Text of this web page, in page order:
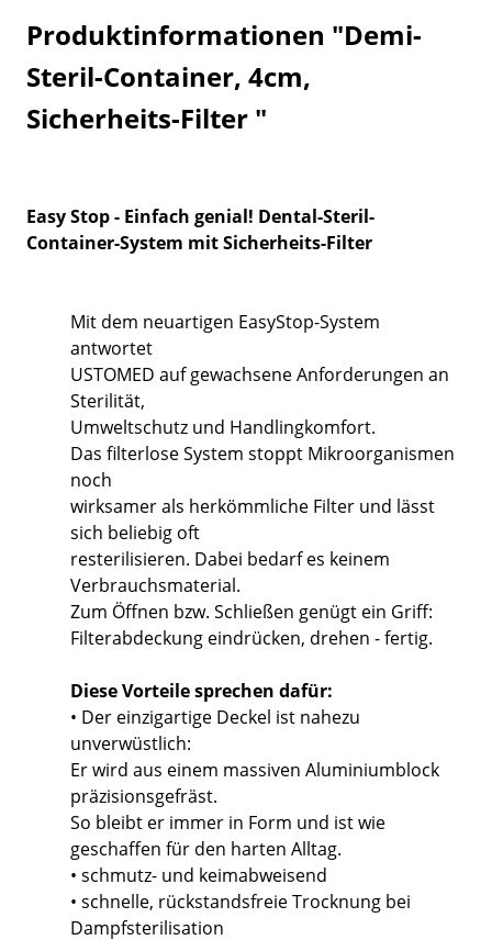
Produktinformationen "Demi-
Steril-Container, 4cm,
Sicherheits-Filter "
Easy Stop - Einfach genial! Dental-Steril-
Container-System mit Sicherheits-Filter
Mit dem neuartigen EasyStop-System
antwortet
USTOMED auf gewachsene Anforderungen an
Sterilität,
Umweltschutz und Handlingkomfort.
Das filterlose System stoppt Mikroorganismen
noch
wirksamer als herkömmliche Filter und lässt
sich beliebig oft
resterilisieren. Dabei bedarf es keinem
Verbrauchsmaterial.
Zum Öffnen bzw. Schließen genügt ein Griff:
Filterabdeckung eindrücken, drehen - fertig.
Diese Vorteile sprechen dafür:
• Der einzigartige Deckel ist nahezu
unverwüstlich:
Er wird aus einem massiven Aluminiumblock
präzisionsgefräst.
So bleibt er immer in Form und ist wie
geschaffen für den harten Alltag.
• schmutz- und keimabweisend
• schnelle, rückstandsfreie Trocknung bei
Dampfsterilisation